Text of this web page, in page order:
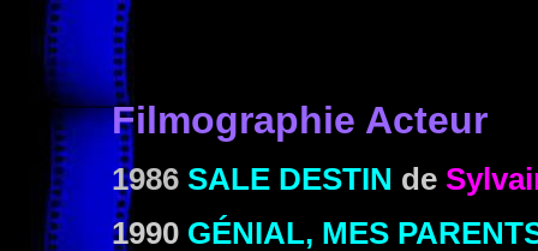
Filmographie Acteur
1986 SALE DESTIN de
1990 GÉNIAL, MES